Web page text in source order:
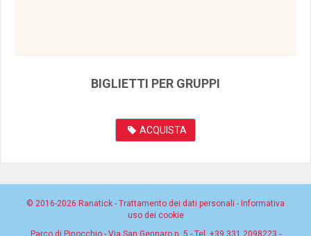
BIGLIETTI PER GRUPPI
ACQUISTA
© 2016-2026 Ranatick - Trattamento dei dati personali - Informativa
uso dei cookie
Parco di Pinocchio- Via San Gennaro n. 5 - Tel. +39 331 2098223 -